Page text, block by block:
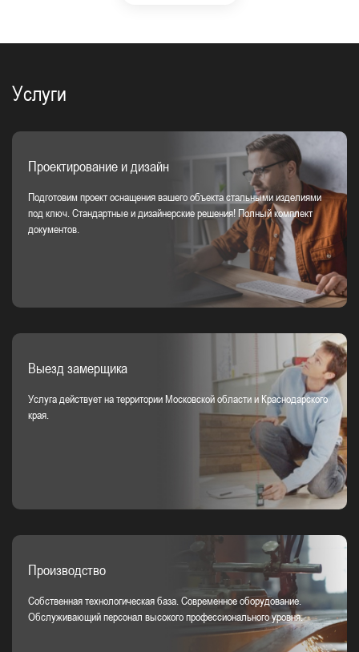
Услуги
Проектирование и дизайн
Подготовим проект оснащения вашего объекта стальными изделиями
под ключ. Стандартные и дизайнерские решения! Полный комплект
документов.
Выезд замерщика
Услуга действует на территории Московской области и Краснодарского
края.
Производство
Собственная технологическая база. Современное оборудование.
Обслуживающий персонал высокого профессионального уровня.